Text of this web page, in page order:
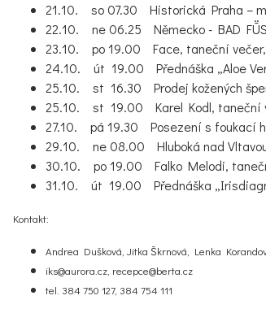
21.10. so 07.30 Historická Praha –
22.10. ne 06.25 Německo - BAD
23.10. po 19.00 Face, taneční večer,
24.10. út 19.00 Přednáška „Aloe
25.10. st 16.30 Prodej kožených
25.10. st 19.00 Karel Kodl, taneční
27.10. pá 19.30 Posezení s foukací
29.10. ne 08.00 Hluboká nad Vltavou
30.10. po 19.00 Falko Melodi,
31.10. út 19.00 Přednáška
Kontakt:
Andrea Dušková, Jitka Škrnová, Lenka
iks@aurora.cz, recepce@berta.cz
tel. 384 750 127, 384 754 111